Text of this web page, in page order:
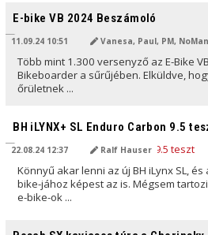
E-bike VB 2024 Beszámoló
11.09.24 10:51 Vanesa, Paul, PM, NoMan
Több mint 1.300 versenyző az E-Bike
Bikeboarder a sűrűjében. Elküldve,
őrületnek ...
BH iLYNX+ SL Enduro Carbon 9.5
22.08.24 12:37 Ralf Hauser
Könnyű akar lenni az új BH iLynx SL,
bike-jához képest az is. Mégsem
e-bike-ok ...